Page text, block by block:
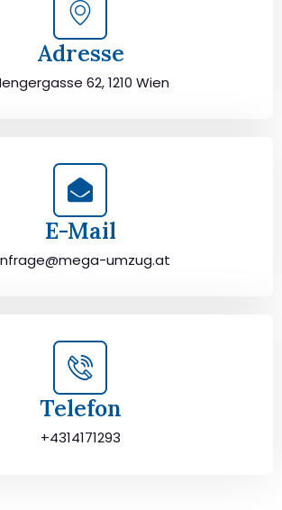
Adresse
62, 1210 Wien
E-Mail
umzug.at
Telefon
+4314171293